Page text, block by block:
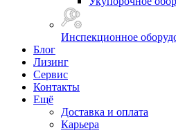
Инспекционное
Блог
Лизинг
Сервис
Контакты
Ещё
Доставка и оплата
Карьера